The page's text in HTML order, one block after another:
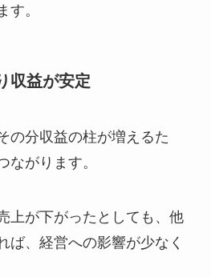
す。
収益が安定
の分収益の柱が増えるた
ながります。
上が下がったとしても、他
ば、経営への影響が少なく